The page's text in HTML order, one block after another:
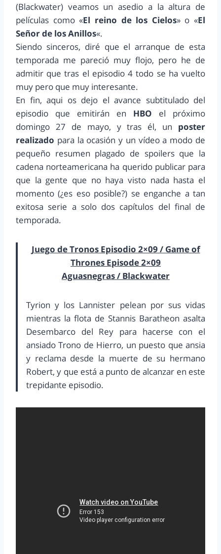
(Blackwater) veamos un asedio a la altura de
películas como «El reino de los Cielos» o «El
Señor de los Anillos«.
Siendo sinceros, diré que el arranque de esta
temporada me pareció muy flojo, pero he de
admitir que tras el episodio 4 todo se ha vuelto
muy pero que muy interesante.
En fin, aqui os dejo el avance subtitulado del
episodio que emitirán en HBO el próximo
domingo 27 de mayo, y tras él, un poster
realizado para la ocasión y un vídeo a modo de
pequeño resumen plagado de spoilers que la
cadena norteamericana ha querido publicar para
que la gente que no haya visto nada hasta el
momento (¿es eso posible?) se enganche a tan
exitosa serie a solo dos capítulos del final de
temporada.
Juego de Tronos Episodio 2×09 / Game of
Thrones Episode 2×09
Aguasnegras / Blackwater
Tyrion y los Lannister pelean por sus vidas
mientras la flota de Stannis Baratheon asalta
Desembarco del Rey para hacerse con el
ansiado Trono de Hierro, un puesto que ansia
y reclama desde la muerte de su hermano
Robert, y que está a punto de alcanzar en este
trepidante episodio.